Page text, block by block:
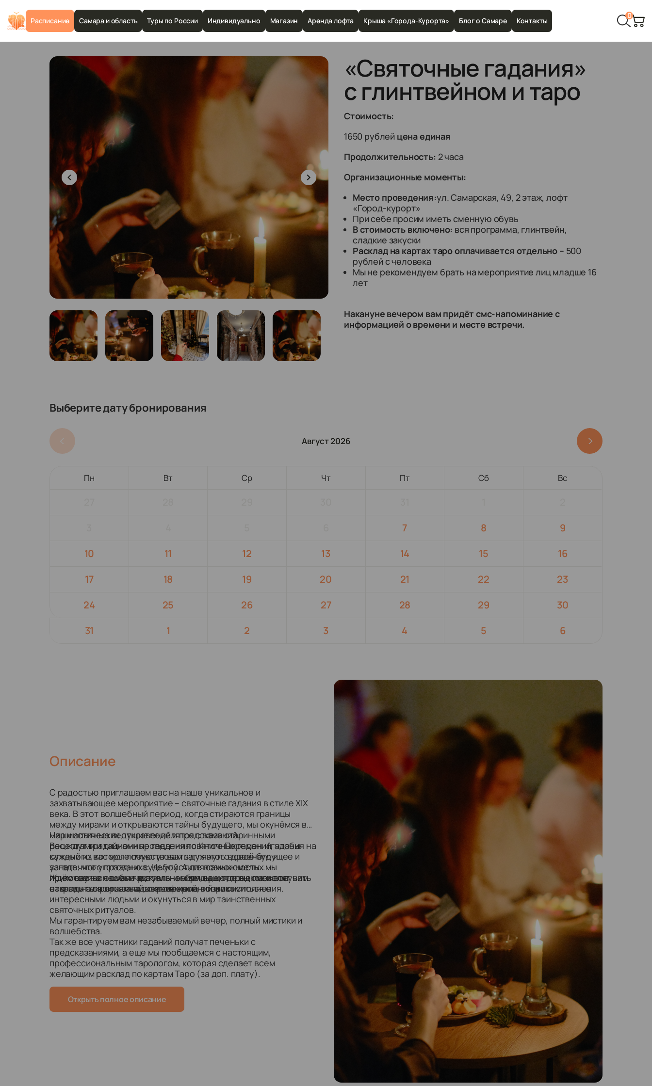
Расписание Самара и область Туры по России Индивидуально Магазин Аренда лофта Крыша «Города-Курорта» Блог о Самаре Контакты
0
«Святочные гадания»
с глинтвейном и таро
Стоимость:
1650 рублей цена единая
Продолжительность: 2 часа
Организационные моменты:
Место проведения:ул. Самарская, 49, 2 этаж, лофт
«Город-курорт»
При себе просим иметь сменную обувь
В стоимость включено: вся программа, глинтвейн,
сладкие закуски
Расклад на картах таро оплачивается отдельно – 500
рублей с человека
Мы не рекомендуем брать на мероприятие лиц младше 16
лет
Накануне вечером вам придёт смс-напоминание с
информацией о времени и месте встречи.
Выберите дату бронирования
Август 2026
Пн Вт Ср Чт Пт Сб Вс
7 8
9
10
11 12 13 14 15
16
17
18 19 20 21 22
23
24
25 26 27 28 29
30
31
1 2 3 4 5 6
Описание
С радостью приглашаем вас на наше уникальное и
захватывающее мероприятие – святочные гадания в стиле XIX
века. В этот волшебный период, когда стираются границы
между мирами и открываются тайны будущего, мы окунёмся в
мир мистических откровений и предсказаний.
Вас ждут традиционные гадания по Книге Перемен и гадания на
суженого, которые помогут вам заглянуть в своё будущее и
узнать, что уготовано судьбой. А для самых смелых мы
приготовили особые ритуалы и обряды, которые позволят вам
открыть секреты загадывания желаний и их исполнения.
Наши опытные ведущие поделятся с вами старинными
рецептами и тайнами проведения святочных гаданий, чтобы
каждый из вас мог почувствовать дух этого древнего и
загадочного праздника. Не упустите возможность
прикоснуться к магическим знаниям наших предков и получить
ответы на свои самые сокровенные вопросы.
Ждём вас на нашем гадательном вечере, где вы сможете
насладиться приятной атмосферой, познакомиться с
интересными людьми и окунуться в мир таинственных
святочных ритуалов.
Мы гарантируем вам незабываемый вечер, полный мистики и
волшебства.
Так же все участники гаданий получат печеньки с
предсказаниями, а еще мы пообщаемся с настоящим,
профессиональным тарологом, которая сделает всем
желающим расклад по картам Таро (за доп. плату).
Открыть полное описание